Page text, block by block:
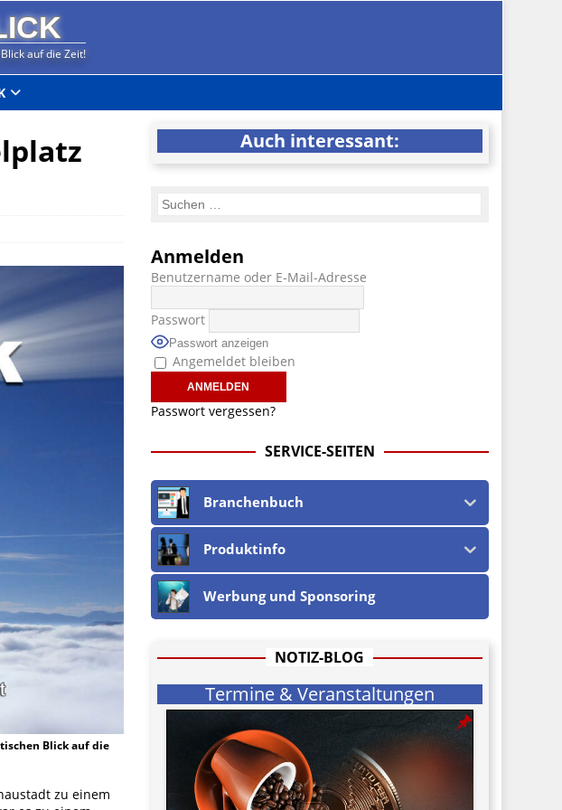
auf die Zeit!
Blick auf die
zu einem
Auch interessant:
Anmelden
Benutzername oder E-Mail-Adresse
Passwort
Passwort anzeigen
Angemeldet bleiben
Passwort vergessen?
SERVICE-SEITEN
Branchenbuch
Produktinfo
Werbung und Sponsoring
NOTIZ-BLOG
Termine & Veranstaltungen